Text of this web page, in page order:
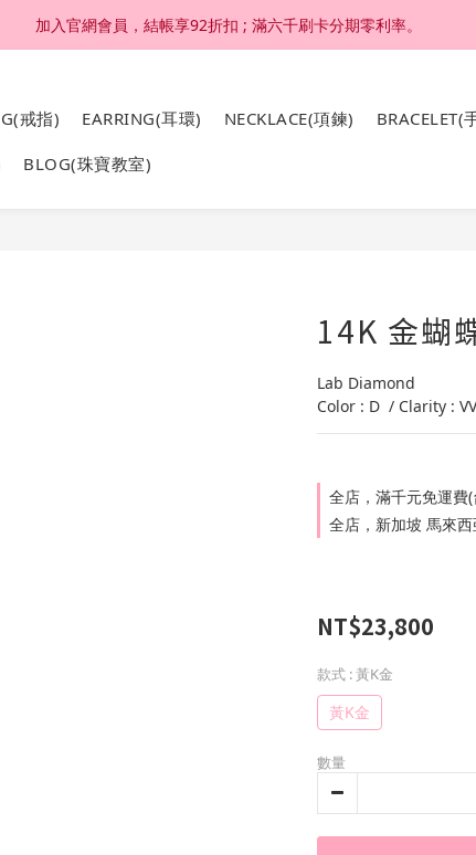
加入官網會員，結帳享92折扣 ; 滿六千刷卡分期零利率。
加入官網會員，結帳享92折扣 ; 滿六千刷卡分期零利率。
加入官網會員，結帳享92折扣 ; 滿六千刷卡分期零利率。
戒指) EARRING(耳環) NECKLACE(項鍊) BRACELET(
BLOG(珠寶教室)
14K 金蝴
Lab Diamond
Color : D  / Clarity :
全店，滿千元免運費(
全店，新加坡 馬來
NT$23,800
款式 : 黃K金
黃K金
數量